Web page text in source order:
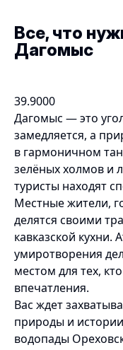
Все, что
Дагомыс
39.9000
Дагомыс — это
замедляется, а
в гармоничном
зелёных холмов и
туристы находят
Местные жители,
делятся своими
кавказской
умиротворения
местом для тех,
впечатления.
Вас ждет
природы и
водопады